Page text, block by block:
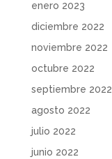
enero 2023
diciembre 2022
noviembre 2022
octubre 2022
septiembre 2022
agosto 2022
julio 2022
junio 2022